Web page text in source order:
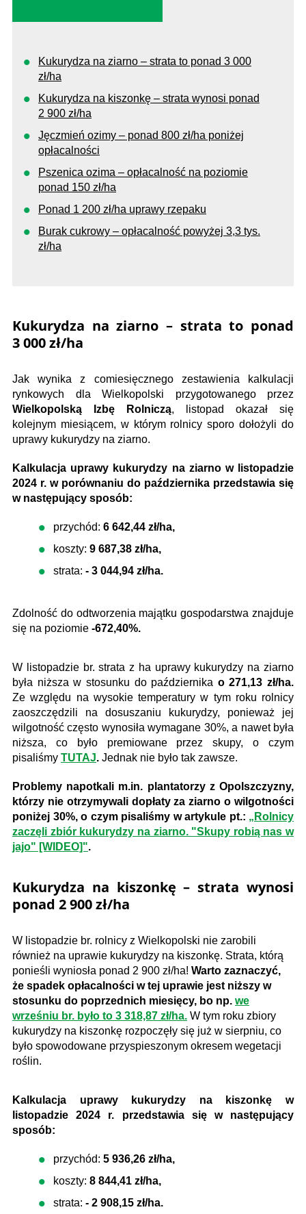
Kukurydza na ziarno – strata to ponad 3 000
zł/ha
Kukurydza na kiszonkę – strata wynosi ponad
2 900 zł/ha
Jęczmień ozimy – ponad 800 zł/ha poniżej
opłacalności
Pszenica ozima – opłacalność na poziomie
ponad 150 zł/ha
Ponad 1 200 zł/ha uprawy rzepaku
Burak cukrowy – opłacalność powyżej 3,3 tys.
zł/ha
Kukurydza na ziarno – strata to ponad
3 000 zł/ha
Jak wynika z comiesięcznego zestawienia kalkulacji
rynkowych dla Wielkopolski przygotowanego przez
Wielkopolską Izbę Rolniczą, listopad okazał się
kolejnym miesiącem, w którym rolnicy sporo dołożyli do
uprawy kukurydzy na ziarno.
Kalkulacja uprawy kukurydzy na ziarno w listopadzie
2024 r. w porównaniu do października przedstawia się
w następujący sposób:
przychód: 6 642,44 zł/ha,
koszty: 9 687,38 zł/ha,
strata: - 3 044,94 zł/ha.
Zdolność do odtworzenia majątku gospodarstwa znajduje
się na poziomie -672,40%.
W listopadzie br. strata z ha uprawy kukurydzy na ziarno
była niższa w stosunku do października o 271,13 zł/ha.
Ze względu na wysokie temperatury w tym roku rolnicy
zaoszczędzili na dosuszaniu kukurydzy, ponieważ jej
wilgotność często wynosiła wymagane 30%, a nawet była
niższa, co było premiowane przez skupy, o czym
pisaliśmy TUTAJ. Jednak nie było tak zawsze.
Problemy napotkali m.in. plantatorzy z Opolszczyzny,
którzy nie otrzymywali dopłaty za ziarno o wilgotności
poniżej 30%, o czym pisaliśmy w artykule pt.: „Rolnicy
zaczęli zbiór kukurydzy na ziarno. "Skupy robią nas w
jajo" [WIDEO]".
Kukurydza na kiszonkę – strata wynosi
ponad 2 900 zł/ha
W listopadzie br. rolnicy z Wielkopolski nie zarobili
również na uprawie kukurydzy na kiszonkę. Strata, którą
ponieśli wyniosła ponad 2 900 zł/ha! Warto zaznaczyć,
że spadek opłacalności w tej uprawie jest niższy w
stosunku do poprzednich miesięcy, bo np. we
wrześniu br. było to 3 318,87 zł/ha. W tym roku zbiory
kukurydzy na kiszonkę rozpoczęły się już w sierpniu, co
było spowodowane przyspieszonym okresem wegetacji
roślin.
Kalkulacja uprawy kukurydzy na kiszonkę w
listopadzie 2024 r. przedstawia się w następujący
sposób:
przychód: 5 936,26 zł/ha,
koszty: 8 844,41 zł/ha,
strata: - 2 908,15 zł/ha.